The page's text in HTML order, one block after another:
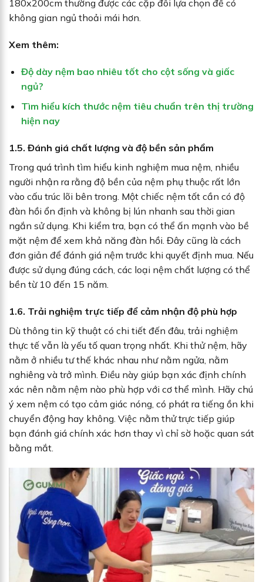
180x200cm thường được các cặp đôi lựa chọn để có
không gian ngủ thoải mái hơn.
Xem thêm:
Độ dày nệm bao nhiêu tốt cho cột sống và giấc
ngủ?
Tìm hiểu kích thước nệm tiêu chuẩn trên thị trường
hiện nay
1.5. Đánh giá chất lượng và độ bền sản phẩm
Trong quá trình tìm hiểu kinh nghiệm mua nệm, nhiều
người nhận ra rằng độ bền của nệm phụ thuộc rất lớn
vào cấu trúc lõi bên trong. Một chiếc nệm tốt cần có độ
đàn hồi ổn định và không bị lún nhanh sau thời gian
ngắn sử dụng. Khi kiểm tra, bạn có thể ấn mạnh vào bề
mặt nệm để xem khả năng đàn hồi. Đây cũng là cách
đơn giản để đánh giá nệm trước khi quyết định mua. Nếu
được sử dụng đúng cách, các loại nệm chất lượng có thể
bền từ 10 đến 15 năm.
1.6. Trải nghiệm trực tiếp để cảm nhận độ phù hợp
Dù thông tin kỹ thuật có chi tiết đến đâu, trải nghiệm
thực tế vẫn là yếu tố quan trọng nhất. Khi thử nệm, hãy
nằm ở nhiều tư thế khác nhau như nằm ngửa, nằm
nghiêng và trở mình. Điều này giúp bạn xác định chính
xác nên nằm nệm nào phù hợp với cơ thể mình. Hãy chú
ý xem nệm có tạo cảm giác nóng, có phát ra tiếng ồn khi
chuyển động hay không. Việc nằm thử trực tiếp giúp
bạn đánh giá chính xác hơn thay vì chỉ sờ hoặc quan sát
bằng mắt.